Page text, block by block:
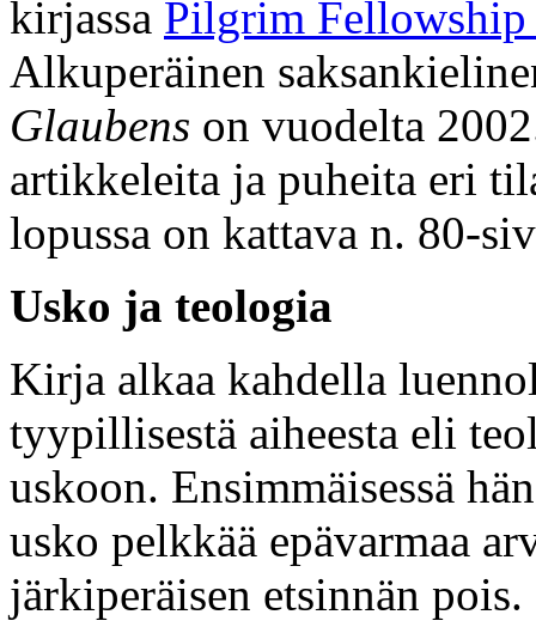
kirjassa Pilgrim
Alkuperäinen
Glaubens on vuodelta
artikkeleita ja puheita eri
lopussa on kattava n. 80-
Usko ja teologia
Kirja alkaa kahdella
tyypillisestä aiheesta eli
uskoon. Ensimmäisessä
usko pelkkää epävarmaa
järkiperäisen etsinnän pois.